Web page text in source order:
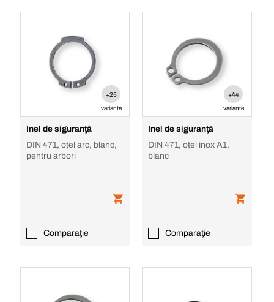
+25
variante
Inel de siguranţă
DIN 471, oţel arc, blanc,
pentru arbori
Comparaţie
+44
variante
Inel de siguranţă
DIN 471, oţel inox A1,
blanc
Comparaţie